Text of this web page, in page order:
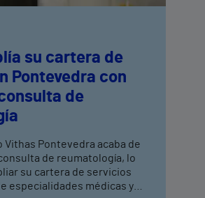
su cartera de
Pontevedra con
de
Vithas Pontevedra acaba de
de reumatología, lo
su cartera de servicios
especialidades médicas y